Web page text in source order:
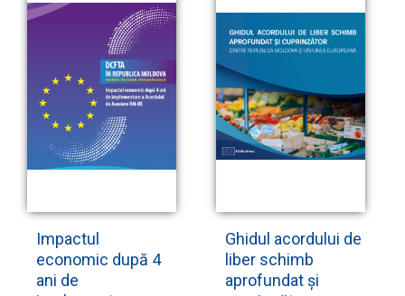
Impactul
economic după 4
ani de
Ghidul acordului de
liber schimb
aprofundat și